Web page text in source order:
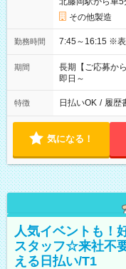
その他製造
勤務時間 7:45
期間
長期【ご応募か
即日～
特徴 日払いOK / 履歴
気になる！
人気イベントも！
スタッフ☆来社不
える日払い/T1